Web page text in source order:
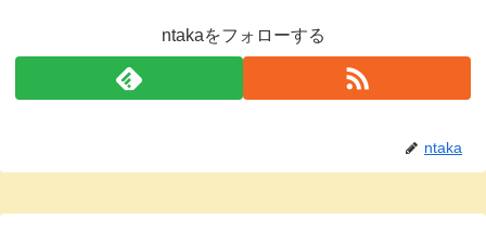
ntakaをフォローする
ntaka